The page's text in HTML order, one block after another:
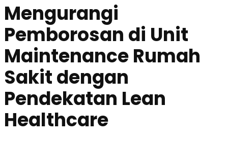
Mengurangi
Pemborosan di Unit
Maintenance Rumah
Sakit dengan
Pendekatan Lean
Healthcare